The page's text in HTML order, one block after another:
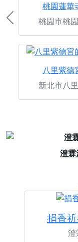
桃園蓮華
桃園市桃
八里紫德
新北市八
Previous
澄
捐香
澄